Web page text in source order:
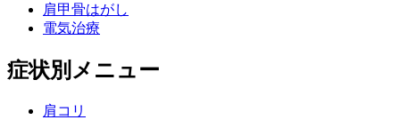
肩甲骨はがし
電気治療
症状別メニュー
肩コリ